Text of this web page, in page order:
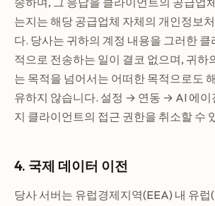
는지는 해당 공급업체 자체의 개인정보
다. 당사는 귀하의 계정 내용을 그러한
적으로 전송하는 일이 결코 없으며, 귀하
는 목적을 넘어서는 어떠한 목적으로도
유하지 않습니다. 설정 → 연동 → AI 에이
지 클라이언트의 접근 권한을 취소할 수
4. 국제 데이터 이전
당사 서버는 유럽경제지역(EEA) 내 유럽